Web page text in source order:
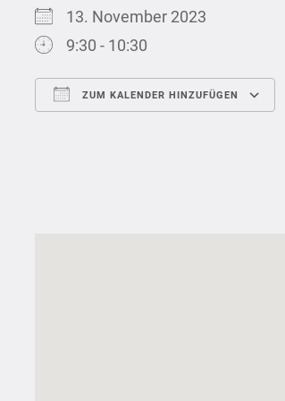
13. November 2023
9:30 - 10:30
ZUM KALENDER HINZUFÜGEN